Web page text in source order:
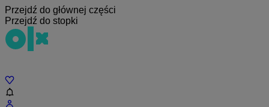
Przejdź do głównej części
Przejdź do stopki